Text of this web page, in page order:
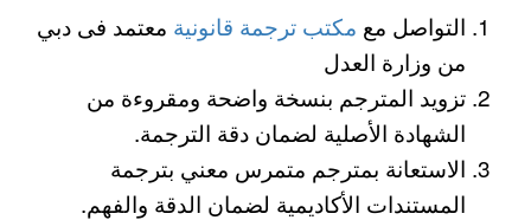
التواصل مع مكتب ترجمة قانونية معتمد فى دبي
من وزارة العدل
تزويد المترجم بنسخة واضحة ومقروءة من
الشهادة الأصلية لضمان دقة الترجمة.
الاستعانة بمترجم متمرس معني بترجمة
المستندات الأكاديمية لضمان الدقة والفهم.